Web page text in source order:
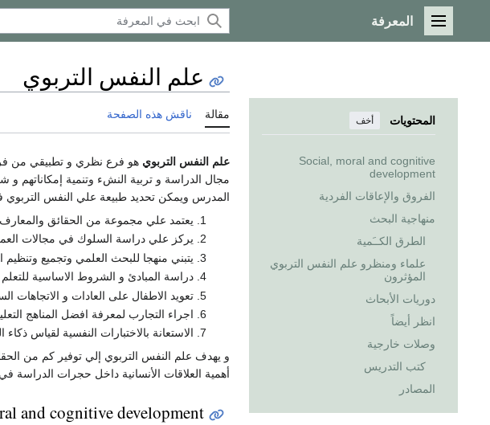
القائمة الرئيسية
المعرفة
المحتويات أخف
Social, moral and cognitive
development
الفروق والإعاقات الفردية
منهاجية البحث
الطرق الكــَمية
علماء ومنظرو علم النفس التربوي
المؤثرون
دوريات الأبحاث
انظر أيضاً
وصلات خارجية
كتب التدريس
المصادر
علم النفس التربوي
مقالة ناقش هذه الصفحة
علم النفس التربوي هو فرع نظري و تطبيقي من
مجال الدراسة و تربية النشء وتنمية إمكاناتهم
المدرس ويمكن تحديد طبيعة علي النفس التربوي
يعتمد علي مجموعة من الحقائق
يركز علي دراسة السلوك في مجالات
يتبني منهجا للبحث العلمي وتجميع وتنظيم
دراسة المبادئ و الشروط الاساسية للتعلم
تعويد الاطفال على العادات و الاتجاهات
اجراء التجارب لمعرفة افضل المناهج
الاستعانة بالاختبارات النفسية لقياس ذكاء
و يهدف علم النفس التربوي إلي توفير كم من
أهمية العلاقات الأنسانية داخل حجرات الدراسة
and cognitive development